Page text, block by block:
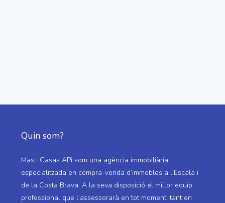
Quin som?
Mas i Casas APi som una agència immobiliària
especialitzada en compra-venda d’immobles a l’Escala i
de la Costa Brava. A la seva disposició el millor equip
professional que l’assessorarà en tot moment, tant en